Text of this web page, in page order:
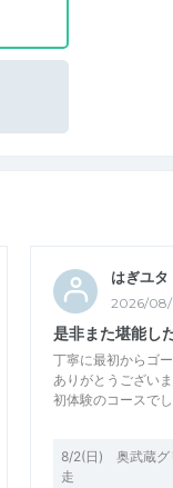
はぎユタ
2026/
是非また堪能し
丁寧に最初からゴ
ありがとうござい
初体験のコースで
8/2(日) 奥武蔵グ
走